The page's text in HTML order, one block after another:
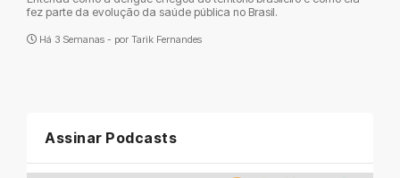
fez parte da evolução da saúde pública no Brasil.
Há 3 Semanas - por Tarik Fernandes
Assinar Podcasts